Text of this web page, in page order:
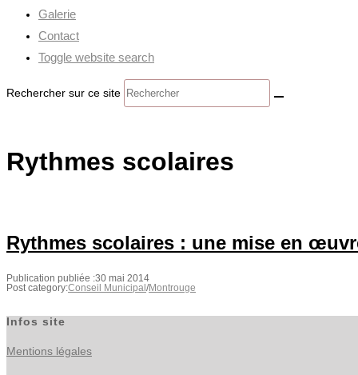
Galerie
Contact
Toggle website search
Rechercher sur ce site
Rythmes scolaires
Rythmes scolaires : une mise en
Publication publiée :30 mai 2014
Post category:Conseil Municipal /Montrouge
Infos site
Mentions légales